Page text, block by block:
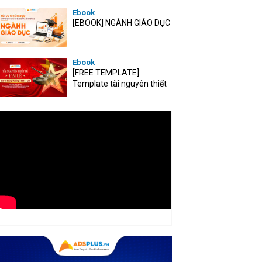
Ebook
[EBOOK] NGÀNH GIÁO DỤC
Ebook
[FREE TEMPLATE]
Template tài nguyên thiết